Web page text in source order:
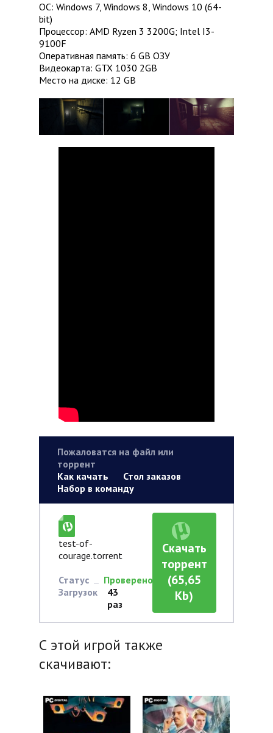
ОС: Windows 7, Windows 8, Windows 10 (64-
bit)
Процессор: AMD Ryzen 3 3200G; Intel I3-
9100F
Оперативная память: 6 GB ОЗУ
Видеокарта: GTX 1030 2GB
Место на диске: 12 GB
Пожаловатся на файл или
торрент
Как качать
Стол заказов
Набор в команду
test-of-
courage.torrent
Статус
Проверено
Загрузок
43
раз
Скачать
торрент
(65,65
Kb)
С этой игрой также
скачивают: